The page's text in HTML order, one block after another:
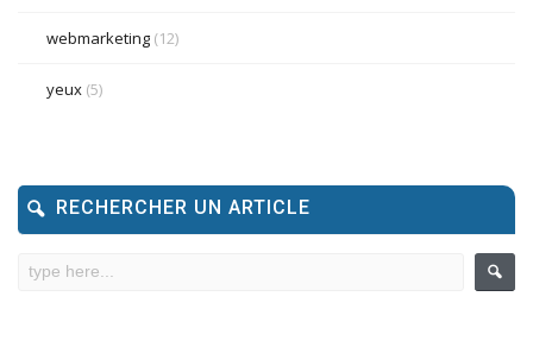
webmarketing (12)
yeux (5)
RECHERCHER UN ARTICLE